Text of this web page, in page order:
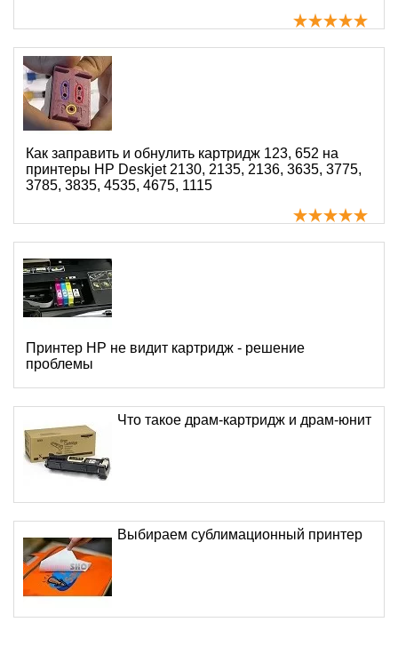
Как заправить и обнулить картридж 123, 652 на
принтеры HP Deskjet 2130, 2135, 2136, 3635, 3775,
3785, 3835, 4535, 4675, 1115
Принтер HP не видит картридж - решение
проблемы
Что такое драм-картридж и драм-юнит
Выбираем сублимационный принтер